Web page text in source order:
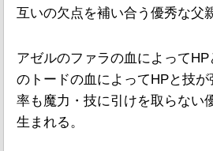
互いの欠点を補い合う優秀な父
アゼルのファラの血によって
のトードの血によってHPと技
率も魔力・技に引けを取らない
生まれる。